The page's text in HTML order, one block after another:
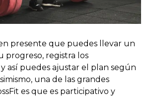
presente que puedes llevar un
progreso, registra los
así puedes ajustar el plan según
una de las grandes
es que es participativo y